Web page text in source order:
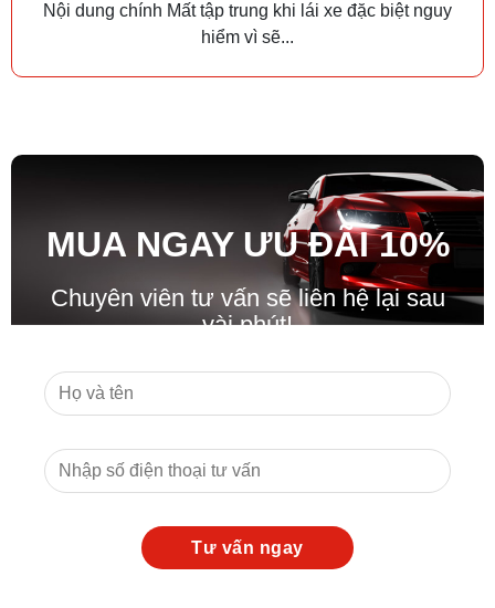
Nội dung chính Mất tập trung khi lái xe đặc biệt nguy
hiểm vì sẽ...
MUA NGAY ƯU ĐÃI10%
Chuyên viên tư vấn sẽ liên hệ lại sau
vài phút!